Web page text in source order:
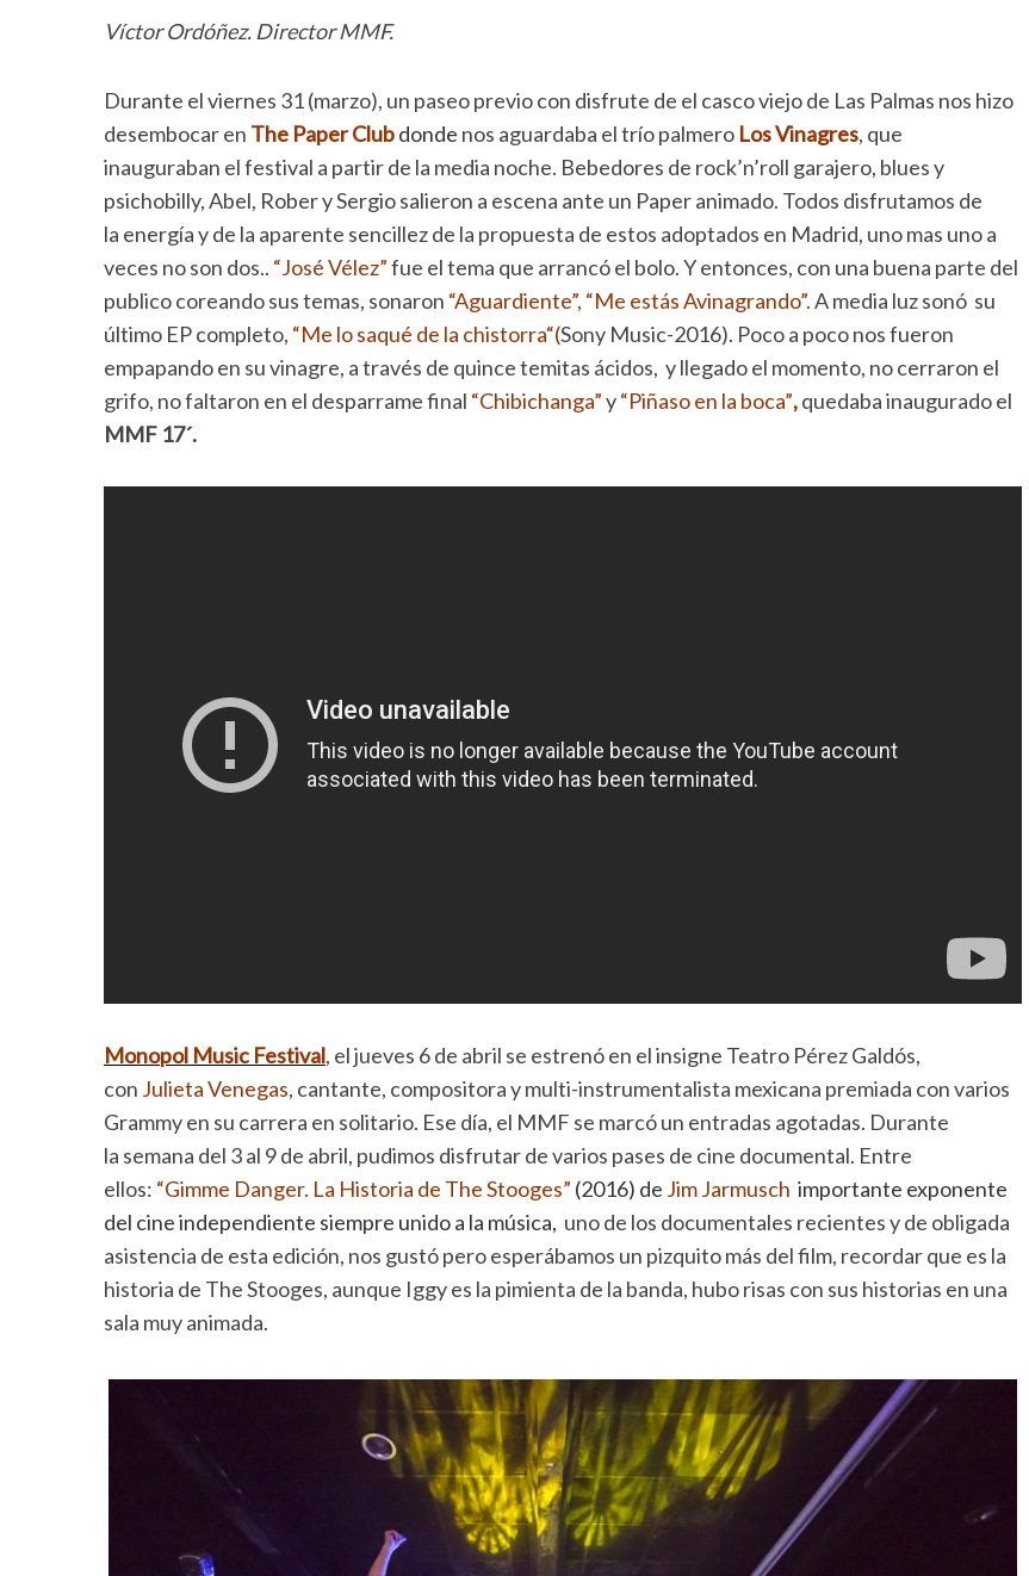
Víctor Ordóñez. Director MMF.
Durante el viernes 31 (marzo), un paseo previo con disfrute de el casco viejo de Las Palmas nos hizo
desembocar en The Paper Clubdonde nos aguardaba el trío palmero Los Vinagres, que
inauguraban el festival a partir de la media noche. Bebedores de rock’n’roll garajero, blues y
psichobilly, Abel, Rober y Sergio salieron a escena ante un Paper animado. Todos disfrutamos de
la energía y de la aparente sencillez de la propuesta de estos adoptados en Madrid, uno mas uno a
veces no son dos.. “José Vélez”fue el tema que arrancó el bolo. Y entonces, con una buena parte del
publico coreando sus temas, sonaron “Aguardiente”, “Me estás Avinagrando”.A media luz sonó su
último EP completo, “Me lo saqué de la chistorra“(Sony Music-2016). Poco a poco nos fueron
empapando en su vinagre, a través de quince temitas ácidos, y llegado el momento, no cerraron el
grifo, no faltaron en el desparrame final “Chibichanga”y“Piñaso en la boca”,quedaba inaugurado el
MMF 17´.
Monopol Music Festival, el jueves 6 de abril se estrenó en el insigne Teatro Pérez Galdós,
con Julieta Venegas, cantante, compositora y multi-instrumentalista mexicana premiada con varios
Grammy en su carrera en solitario. Ese día, el MMF se marcó un entradas agotadas. Durante
la semana del 3 al 9 de abril, pudimos disfrutar de varios pases de cine documental. Entre
ellos: “Gimme Danger. La Historia de The Stooges” (2016) de Jim Jarmusch importante exponente
del cine independiente siempre unido a la música, uno de los documentales recientes y de obligada
asistencia de esta edición, nos gustó pero esperábamos un pizquito más del film, recordar que es la
historia de The Stooges, aunque Iggy es la pimienta de la banda, hubo risas con sus historias en una
sala muy animada.